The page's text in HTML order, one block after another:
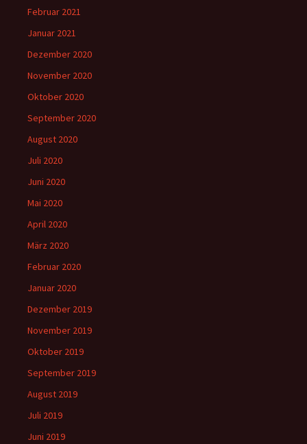
Februar 2021
Januar 2021
Dezember 2020
November 2020
Oktober 2020
September 2020
August 2020
Juli 2020
Juni 2020
Mai 2020
April 2020
März 2020
Februar 2020
Januar 2020
Dezember 2019
November 2019
Oktober 2019
September 2019
August 2019
Juli 2019
Juni 2019